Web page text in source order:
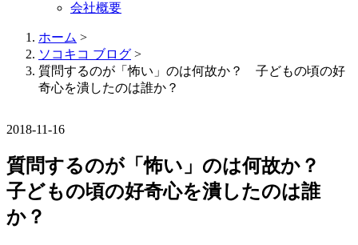
会社概要
ホーム >
ソコキコ ブログ >
質問するのが「怖い」のは何故か？ 子どもの頃の好
奇心を潰したのは誰か？
2018-11-16
質問するのが「怖い」のは何故か？
子どもの頃の好奇心を潰したのは誰
か？